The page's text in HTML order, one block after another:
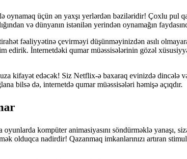
üçün ən yaxşı yerlərdən bəziləridir! Çoxlu pul
və dünyanın istənilən yerindən oynamağın
fəaliyyətinə çevirməyi düşünməyinizdən asılı
edirik. İnternetdəki qumar müəssisələrinin gözəl
kifayət edəcək! Siz Netflix-ə baxaraq evinizdə dincələ
bilsə də, internetdə qumar müəssisələri həmişə açıqdır.
kompüter animasiyasını söndürməklə yanaşı,
olduqca nadirdir! Qazanmaq imkanlarınızı artıran